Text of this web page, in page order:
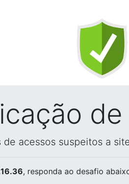
acessos suspeitos a
, responda ao desafio